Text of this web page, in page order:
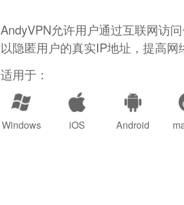
AndyVPN允许用户通过互联网访
以隐匿用户的真实IP地址，提高网
适用于：
Windows iOS Android